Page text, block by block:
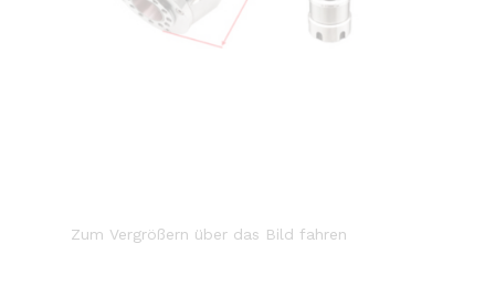
Zum Vergrößern über das Bild fahren